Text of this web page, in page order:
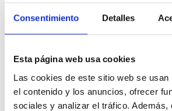
Consentimiento Detalles
Esta página web usa cookies
Las cookies de este sitio web se usan
el contenido y los anuncios, ofrecer
sociales y analizar el tráfico. Además,